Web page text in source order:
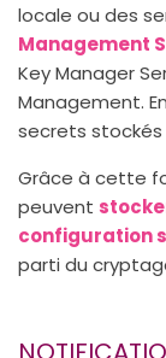
locale ou des
Management
Key Manager
Management.
secrets
Grâce à cette
peuvent
configuration
parti du